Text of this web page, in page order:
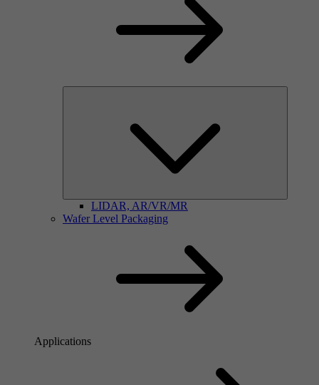
LIDAR, AR/VR/MR
Wafer Level Packaging
Applications